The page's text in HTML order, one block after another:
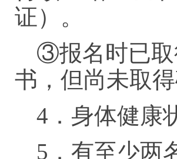
证）。
③报名时已取
书，但尚未取
4．身体健康
5．有至少两